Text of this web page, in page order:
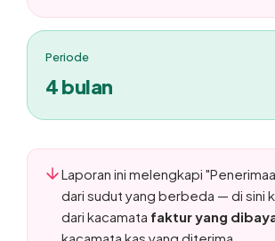
Periode
4 bulan
Laporan ini melengkapi
dari sudut yang berbeda — di sini
dari kacamata faktur yang